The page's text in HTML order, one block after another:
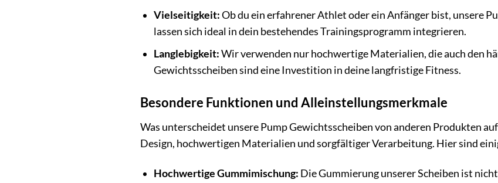
Vielseitigkeit:Ob du ein erfahrener Athlet oder ein Anfänger bist, unsere
lassen sich ideal in dein bestehendes Trainingsprogramm integrieren.
Langlebigkeit:Wir verwenden nur hochwertige Materialien, die auch den
Gewichtsscheiben sind eine Investition in deine langfristige Fitness.
Besondere Funktionen und Alleinstellungsmerkmale
Was unterscheidet unsere Pump Gewichtsscheiben von anderen Produkten
Design, hochwertigen Materialien und sorgfältiger Verarbeitung. Hier sind
Hochwertige Gummimischung: Die Gummierung unserer Scheiben ist